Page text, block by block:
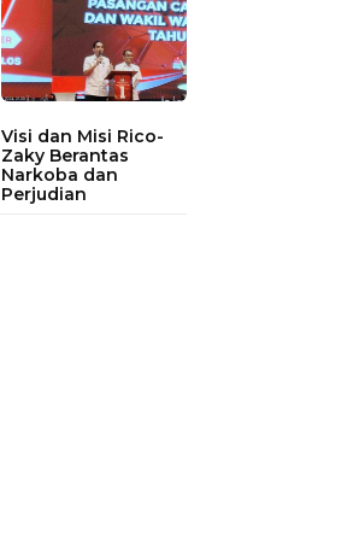
Visi dan Misi Rico-
Zaky Berantas
Narkoba dan
Perjudian